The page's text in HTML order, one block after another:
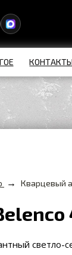
КОНТАКТЫ
→ Кварцевый